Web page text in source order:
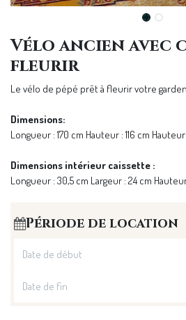
Vélo ancien avec
fleurir
Le vélo de pépé prêt à fleurir votre
Dimensions:
Longueur : 170 cm Hauteur : 116 cm Hauteur
Dimensions intérieur caissette :
Longueur : 30,5 cm Largeur : 24 cm
Période de location